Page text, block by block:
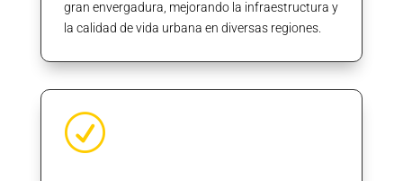
gran envergadura, mejorando la infraestructura y
la calidad de vida urbana en diversas regiones.
R